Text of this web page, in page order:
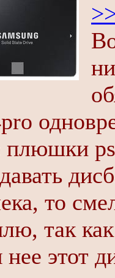
плюшки
то
так
нее этот